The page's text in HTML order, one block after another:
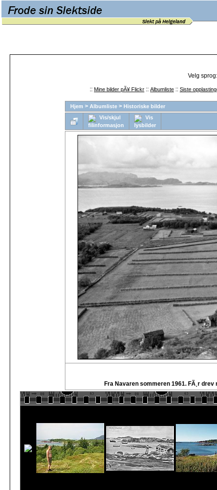
Velg
:: Mine bilder pÃ¥ Flickr :: Albumliste :: Siste
Hjem > Albumliste > Historiske bilder
Fra Navaren sommeren 1961. FÃ¸r